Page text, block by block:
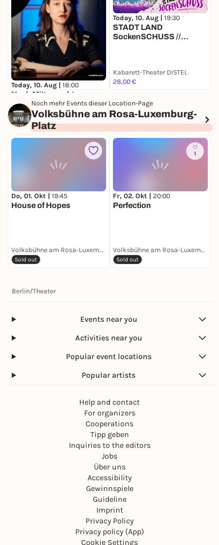
Today, 10. Aug | 18:00
Nach Mitternacht
Theater am Frankfurter Tor
31,80 €
Today, 10. Aug | 19:30
STADT LAND
SockenSCHUSS //
Kabarett-Theater DISTEL
28,00 €
Noch mehr Events dieser Location-Page
Volksbühne am Rosa-Luxemburg-
Platz
Do, 01. Okt | 19:45
House of Hopes
Volksbühne am Rosa-Luxemburg-Platz
Sold out
1
Fr, 02. Okt | 20:00
Perfection
Volksbühne am Rosa-Luxemburg-Platz
Sold out
Berlin/Theater
Events near you
Activities near you
Popular event locations
Popular artists
Help and contact
For organizers
Cooperations
Tipp geben
Inquiries to the editors
Jobs
Über uns
Accessibility
Gewinnspiele
Guideline
Imprint
Privacy Policy
Privacy policy (App)
Cookie Settings